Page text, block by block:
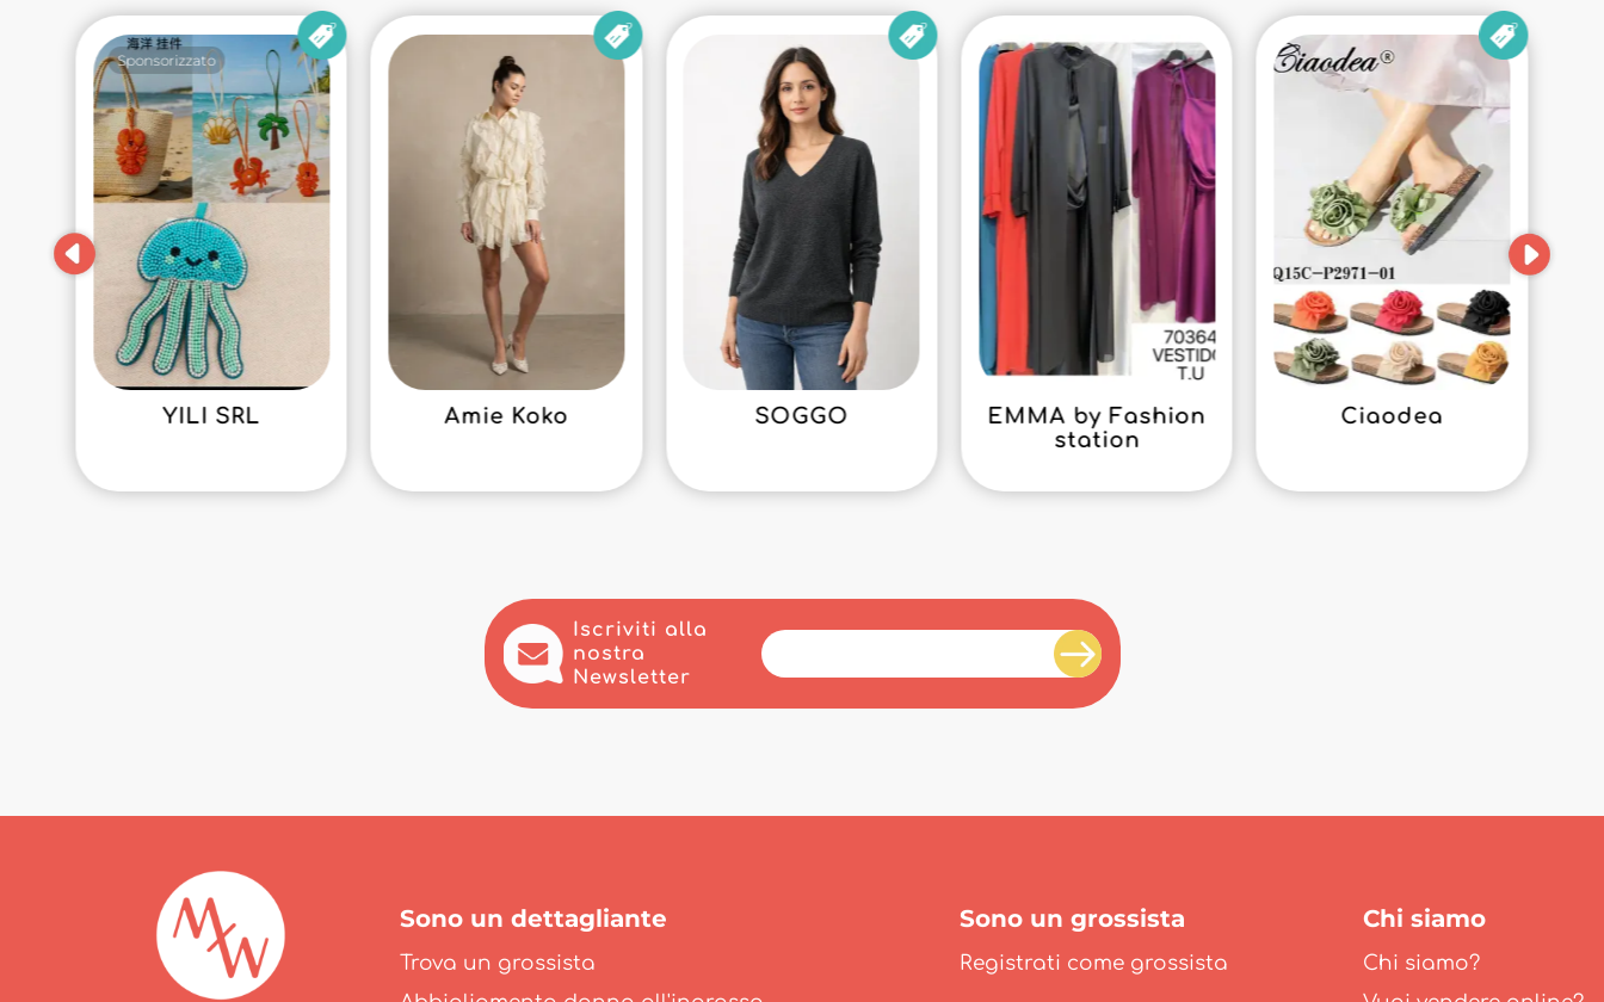
Sponsorizzato
YILI SRL Amie Koko SOGGO
EMMA by Fashion
station
Ciaodea
Iscriviti alla
nostra
Newsletter
Sono un dettagliante
Trova un grossista
Sono un grossista
Registrati come grossista
Chi siamo
Chi siamo?